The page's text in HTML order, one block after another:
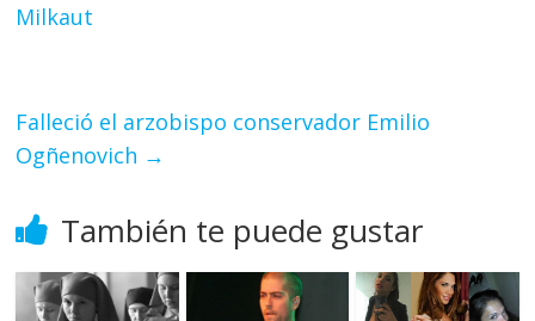
Milkaut
Falleció el arzobispo conservador Emilio
Ogñenovich →
También te puede gustar